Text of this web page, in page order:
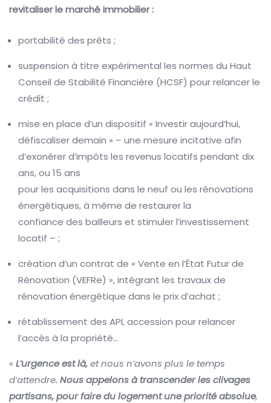
revitaliser le marché immobilier :
portabilité des prêts ;
suspension à titre expérimental les normes du Haut
Conseil de Stabilité Financière (HCSF) pour relancer le
crédit ;
mise en place d’un dispositif « Investir aujourd’hui,
défiscaliser demain » – une mesure incitative afin
d’exonérer d’impôts les revenus locatifs pendant dix
ans, ou 15 ans
pour les acquisitions dans le neuf ou les rénovations
énergétiques, à même de restaurer la
confiance des bailleurs et stimuler l’investissement
locatif – ;
création d’un contrat de « Vente en l’État Futur de
Rénovation (VEFRe) », intégrant les travaux de
rénovation énergétique dans le prix d’achat ;
rétablissement des APL accession pour relancer
l’accès à la propriété…
« L’urgence est là,et nous n’avons plus le temps
d’attendre. Nous appelons à transcender lesclivages
partisans, pour faire du logement une priorité absolue,